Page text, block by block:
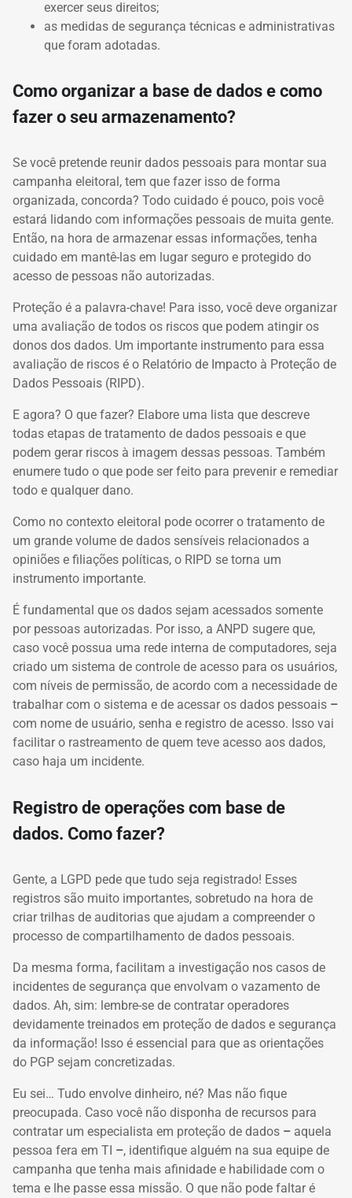
exercer seus direitos;
as medidas de segurança técnicas e administrativas
que foram adotadas.
Como organizar a base de dados e como
fazer o seu armazenamento?
Se você pretende reunir dados pessoais para montar sua
campanha eleitoral, tem que fazer isso de forma
organizada, concorda? Todo cuidado é pouco, pois você
estará lidando com informações pessoais de muita gente.
Então, na hora de armazenar essas informações, tenha
cuidado em mantê-las em lugar seguro e protegido do
acesso de pessoas não autorizadas.
Proteção é a palavra-chave! Para isso, você deve organizar
uma avaliação de todos os riscos que podem atingir os
donos dos dados. Um importante instrumento para essa
avaliação de riscos é o Relatório de Impacto à Proteção de
Dados Pessoais (RIPD).
E agora? O que fazer? Elabore uma lista que descreve
todas etapas de tratamento de dados pessoais e que
podem gerar riscos à imagem dessas pessoas. Também
enumere tudo o que pode ser feito para prevenir e remediar
todo e qualquer dano.
Como no contexto eleitoral pode ocorrer o tratamento de
um grande volume de dados sensíveis relacionados a
opiniões e filiações políticas, o RIPD se torna um
instrumento importante.
É fundamental que os dados sejam acessados somente
por pessoas autorizadas. Por isso, a ANPD sugere que,
caso você possua uma rede interna de computadores, seja
criado um sistema de controle de acesso para os usuários,
com níveis de permissão, de acordo com a necessidade de
trabalhar com o sistema e de acessar os dados pessoais –
com nome de usuário, senha e registro de acesso. Isso vai
facilitar o rastreamento de quem teve acesso aos dados,
caso haja um incidente.
Registro de operações com base de
dados. Como fazer?
Gente, a LGPD pede que tudo seja registrado! Esses
registros são muito importantes, sobretudo na hora de
criar trilhas de auditorias que ajudam a compreender o
processo de compartilhamento de dados pessoais.
Da mesma forma, facilitam a investigação nos casos de
incidentes de segurança que envolvam o vazamento de
dados. Ah, sim: lembre-se de contratar operadores
devidamente treinados em proteção de dados e segurança
da informação! Isso é essencial para que as orientações
do PGP sejam concretizadas.
Eu sei… Tudo envolve dinheiro, né? Mas não fique
preocupada. Caso você não disponha de recursos para
contratar um especialista em proteção de dados – aquela
pessoa fera em TI –, identifique alguém na sua equipe de
campanha que tenha mais afinidade e habilidade com o
tema e lhe passe essa missão. O que não pode faltar é